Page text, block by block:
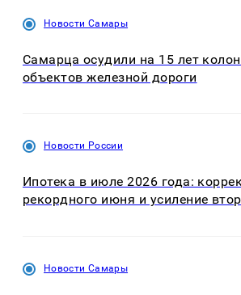
Новости Самары
Самарца осудили на 15 лет
объектов железной дороги
Новости России
Ипотека в июле 2026 года:
рекордного июня и усиление
Новости Самары